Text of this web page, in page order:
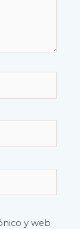
y web